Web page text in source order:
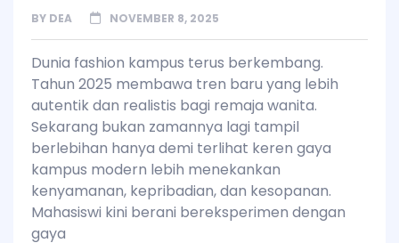
BY DEA NOVEMBER 8, 2025
Dunia fashion kampus terus berkembang.
Tahun 2025 membawa tren baru yang lebih
autentik dan realistis bagi remaja wanita.
Sekarang bukan zamannya lagi tampil
berlebihan hanya demi terlihat keren gaya
kampus modern lebih menekankan
kenyamanan, kepribadian, dan kesopanan.
Mahasiswi kini berani bereksperimen dengan
gaya